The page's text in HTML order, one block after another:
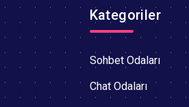
Kategoriler
Sohbet Odaları
Chat Odaları